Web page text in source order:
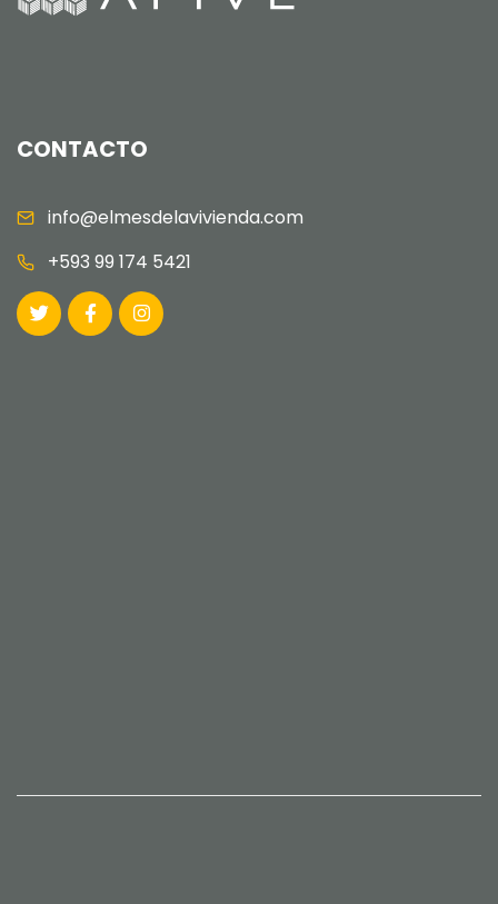
CONTACTO
info@elmesdelavivienda.com
+593 99 174 5421